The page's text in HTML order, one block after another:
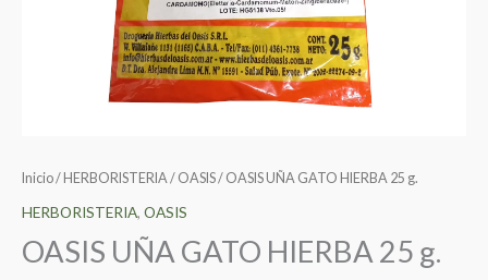
Inicio/ HERBORISTERIA/ OASIS/ OASIS UÑA GATO HIERBA 25 g.
HERBORISTERIA, OASIS
OASIS UÑA GATO HIERBA 25 g.